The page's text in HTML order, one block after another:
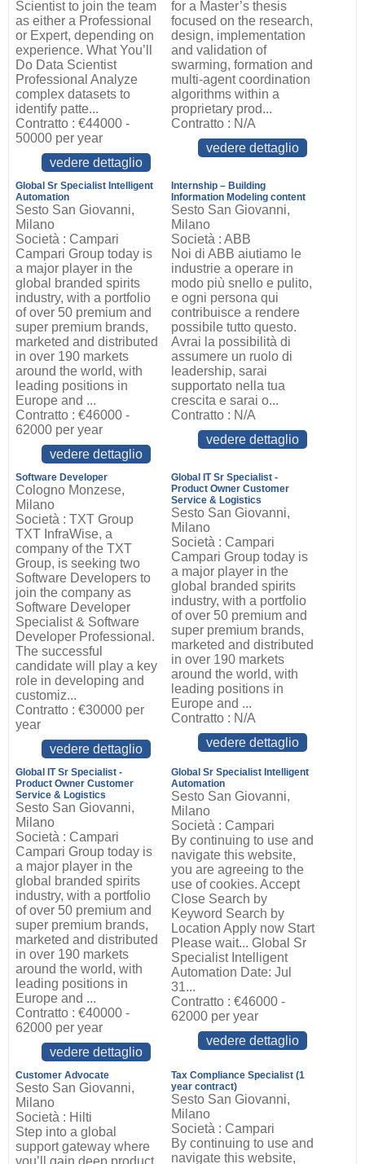
Scientist to join the team
as either a Professional
or Expert, depending on
experience. What You’ll
Do Data Scientist
Professional Analyze
complex datasets to
identify patte...
Contratto : €44000 -
50000 per year
vedere dettaglio
for a Master’s thesis
focused on the research,
design, implementation
and validation of
swarming, formation and
multi-agent coordination
algorithms within a
proprietary prod...
Contratto : N/A
vedere dettaglio
Global Sr Specialist Intelligent
Automation
Sesto San Giovanni,
Milano
Società : Campari
Campari Group today is
a major player in the
global branded spirits
industry, with a portfolio
of over 50 premium and
super premium brands,
marketed and distributed
in over 190 markets
around the world, with
leading positions in
Europe and ...
Contratto : €46000 -
62000 per year
vedere dettaglio
Internship – Building
Information Modeling content
Sesto San Giovanni,
Milano
Società : ABB
Noi di ABB aiutiamo le
industrie a operare in
modo più snello e pulito,
e ogni persona qui
contribuisce a rendere
possibile tutto questo.
Avrai la possibilità di
assumere un ruolo di
leadership, sarai
supportato nella tua
crescita e sarai o...
Contratto : N/A
vedere dettaglio
Software Developer
Cologno Monzese,
Milano
Società : TXT Group
TXT InfraWise, a
company of the TXT
Group, is seeking two
Software Developers to
join the company as
Software Developer
Specialist & Software
Developer Professional.
The successful
candidate will play a key
role in developing and
customiz...
Contratto : €30000 per
year
vedere dettaglio
Global IT Sr Specialist -
Product Owner Customer
Service & Logistics
Sesto San Giovanni,
Milano
Società : Campari
Campari Group today is
a major player in the
global branded spirits
industry, with a portfolio
of over 50 premium and
super premium brands,
marketed and distributed
in over 190 markets
around the world, with
leading positions in
Europe and ...
Contratto : N/A
vedere dettaglio
Global IT Sr Specialist -
Product Owner Customer
Service & Logistics
Sesto San Giovanni,
Milano
Società : Campari
Campari Group today is
a major player in the
global branded spirits
industry, with a portfolio
of over 50 premium and
super premium brands,
marketed and distributed
in over 190 markets
around the world, with
leading positions in
Europe and ...
Contratto : €40000 -
62000 per year
vedere dettaglio
Global Sr Specialist Intelligent
Automation
Sesto San Giovanni,
Milano
Società : Campari
By continuing to use and
navigate this website,
you are agreeing to the
use of cookies. Accept
Close Search by
Keyword Search by
Location Apply now Start
Please wait... Global Sr
Specialist Intelligent
Automation Date: Jul
31...
Contratto : €46000 -
62000 per year
vedere dettaglio
Customer Advocate
Sesto San Giovanni,
Milano
Società : Hilti
Step into a global
support gateway where
you’ll gain deep product
Tax Compliance Specialist (1
year contract)
Sesto San Giovanni,
Milano
Società : Campari
By continuing to use and
navigate this website,